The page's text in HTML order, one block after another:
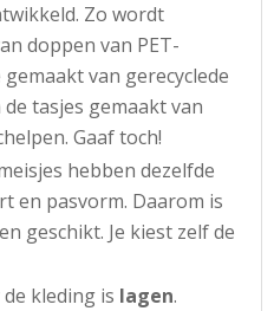
Zo wordt
doppen van PET-
van gerecyclede
tasjes gemaakt van
Gaaf toch!
hebben dezelfde
en pasvorm. Daarom is
geschikt. Je kiest zelf de
kleding is lagen.